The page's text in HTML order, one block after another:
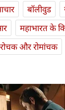
बॉलीवुड
महाभारत के
रोचक और रोमांचक